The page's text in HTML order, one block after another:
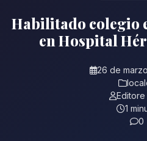
Habilitado colegio
en Hospital
26 de
Editore
1
0